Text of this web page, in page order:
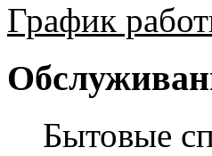
График
Бытовые